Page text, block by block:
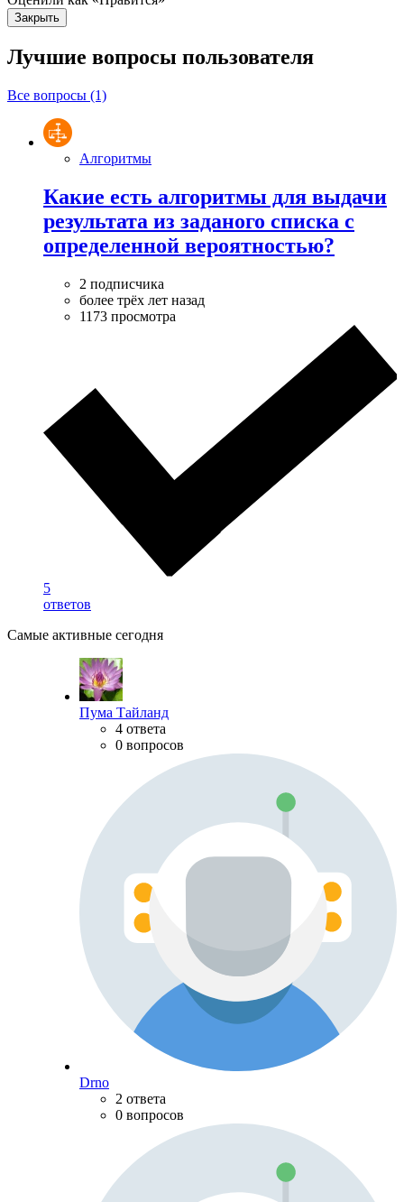
Закрыть
Лучшие вопросы пользователя
Все вопросы (1)
Алгоритмы
Какие есть алгоритмы для выдачи
результата из заданого списка с
определенной вероятностью?
2 подписчика
более трёх лет назад
1173 просмотра
5
ответов
Самые активные сегодня
Пума Тайланд
4 ответа
0 вопросов
Drno
2 ответа
0 вопросов